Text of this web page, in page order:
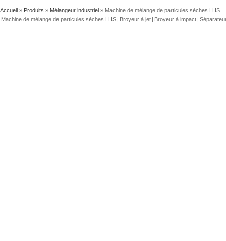
Accueil » Produits » Mélangeur industriel » Machine de mélange de particules sèches LHS
Machine de mélange de particules sèches LHS | Broyeur à jet | Broyeur à impact |